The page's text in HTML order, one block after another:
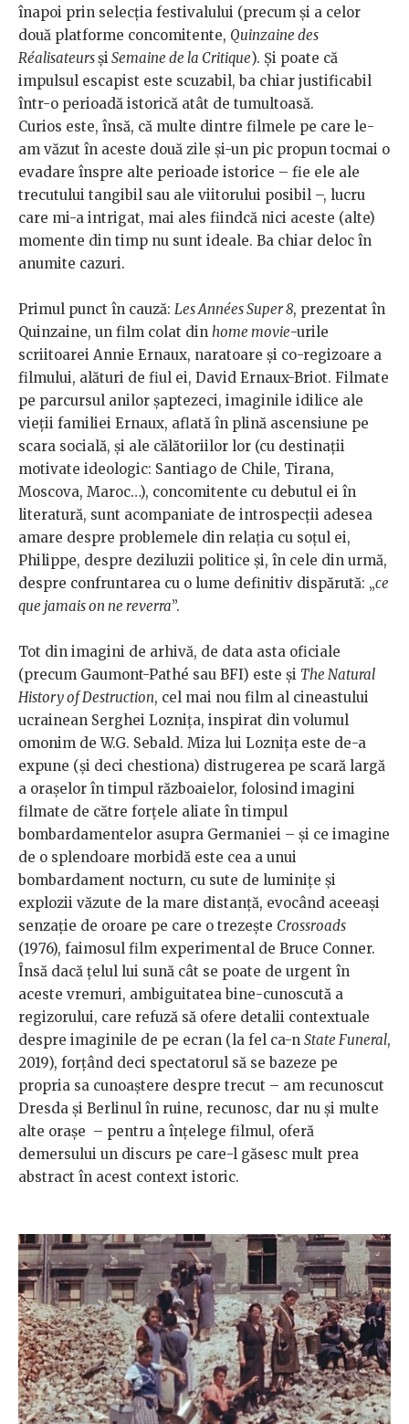
înapoi prin selecția festivalului (precum și a celor
două platforme concomitente, Quinzaine des
RéalisateursșiSemaine de la Critique). Și poate că
impulsul escapist este scuzabil, ba chiar justificabil
într-o perioadă istorică atât de tumultoasă.
Curios este, însă, că multe dintre filmele pe care le-
am văzut în aceste două zile și-un pic propun tocmai o
evadare înspre alte perioade istorice – fie ele ale
trecutului tangibil sau ale viitorului posibil –, lucru
care mi-a intrigat, mai ales fiindcă nici aceste (alte)
momente din timp nu sunt ideale. Ba chiar deloc în
anumite cazuri.
Primul punct în cauză: Les Années Super 8, prezentat în
Quinzaine, un film colat din home movie-urile
scriitoarei Annie Ernaux, naratoare și co-regizoare a
filmului, alături de fiul ei, David Ernaux-Briot. Filmate
pe parcursul anilor șaptezeci, imaginile idilice ale
vieții familiei Ernaux, aflată în plină ascensiune pe
scara socială, și ale călătoriilor lor (cu destinații
motivate ideologic: Santiago de Chile, Tirana,
Moscova, Maroc…), concomitente cu debutul ei în
literatură, sunt acompaniate de introspecții adesea
amare despre problemele din relația cu soțul ei,
Philippe, despre deziluzii politice și, în cele din urmă,
despre confruntarea cu o lume definitiv dispărută: „ce
que jamais on ne reverra”.
Tot din imagini de arhivă, de data asta oficiale
(precum Gaumont-Pathé sau BFI) este și The Natural
History of Destruction, cel mai nou film al cineastului
ucrainean Serghei Loznița, inspirat din volumul
omonim de W.G. Sebald. Miza lui Loznița este de-a
expune (și deci chestiona) distrugerea pe scară largă
a orașelor în timpul războaielor, folosind imagini
filmate de către forțele aliate în timpul
bombardamentelor asupra Germaniei – și ce imagine
de o splendoare morbidă este cea a unui
bombardament nocturn, cu sute de luminițe și
explozii văzute de la mare distanță, evocând aceeași
senzație de oroare pe care o trezește Crossroads
(1976), faimosul film experimental de Bruce Conner.
Însă dacă țelul lui sună cât se poate de urgent în
aceste vremuri, ambiguitatea bine-cunoscută a
regizorului, care refuză să ofere detalii contextuale
despre imaginile de pe ecran (la fel ca-n State Funeral,
2019), forțând deci spectatorul să se bazeze pe
propria sa cunoaștere despre trecut – am recunoscut
Dresda și Berlinul în ruine, recunosc, dar nu și multe
alte orașe – pentru a înțelege filmul, oferă
demersului un discurs pe care-l găsesc mult prea
abstract în acest context istoric.